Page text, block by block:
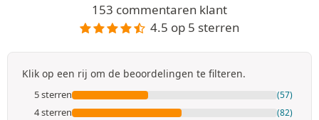
153 commentaren klant
4.5 op 5 sterren
Klik op een rij om de beoordelingen te filteren.
5 sterren (57)
4 sterren (82)